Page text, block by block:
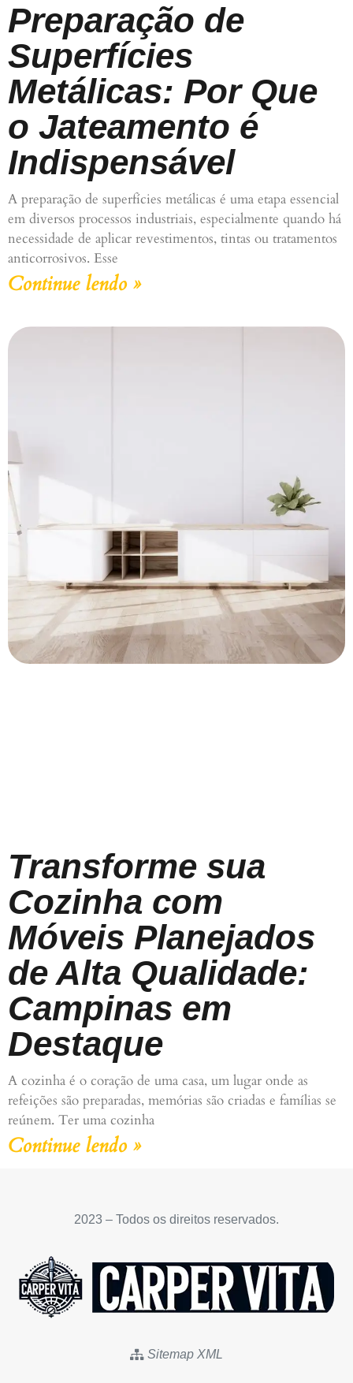
Preparação de
Superfícies
Metálicas: Por Que
o Jateamento é
Indispensável
A preparação de superfícies metálicas é uma etapa essencial
em diversos processos industriais, especialmente quando há
necessidade de aplicar revestimentos, tintas ou tratamentos
anticorrosivos. Esse
Continue lendo »
Transforme sua
Cozinha com
Móveis Planejados
de Alta Qualidade:
Campinas em
Destaque
A cozinha é o coração de uma casa, um lugar onde as
refeições são preparadas, memórias são criadas e famílias se
reúnem. Ter uma cozinha
Continue lendo »
2023 – Todos os direitos reservados.
Sitemap XML